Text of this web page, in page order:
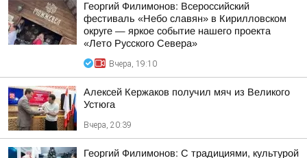
Георгий Филимонов: Всероссийский
фестиваль «Небо славян» в Кирилловском
округе — яркое событие нашего проекта
«Лето Русского Севера»
Вчера, 19:10
Алексей Кержаков получил мяч из Великого
Устюга
Вчера, 20:39
Георгий Филимонов: С традициями, культурой